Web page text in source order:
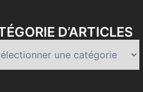
D’ARTICLES